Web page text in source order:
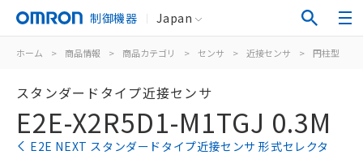
制御機器 Japan
ホーム > 商品情報 > 商品カテゴリ > センサ > 近接センサ > 円柱型
スタンダードタイプ近接センサ
E2E-X2R5D1-M1TGJ 0.3M
E2E NEXT スタンダードタイプ近接センサ 形式セレクタ